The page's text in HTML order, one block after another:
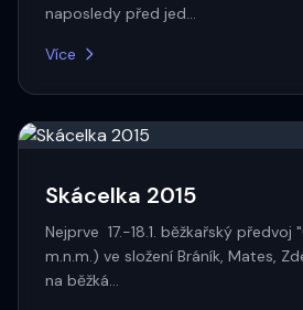
naposledy před jed…
Více
Skácelka 2015
Nejprve 17.-18.1. běžkařský předvoj
m.n.m.) ve složení Bráník, Mates,
na běžká…